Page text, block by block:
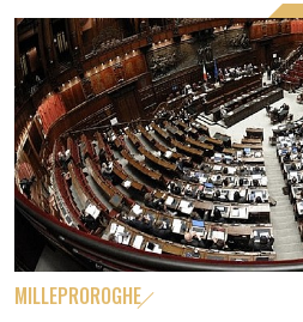
MILLEPROROGHE